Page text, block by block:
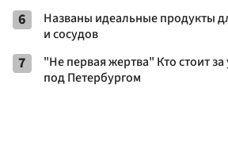
6
Названы идеальные продукты
и сосудов
7
"Не первая жертва" Кто стоит
под Петербургом